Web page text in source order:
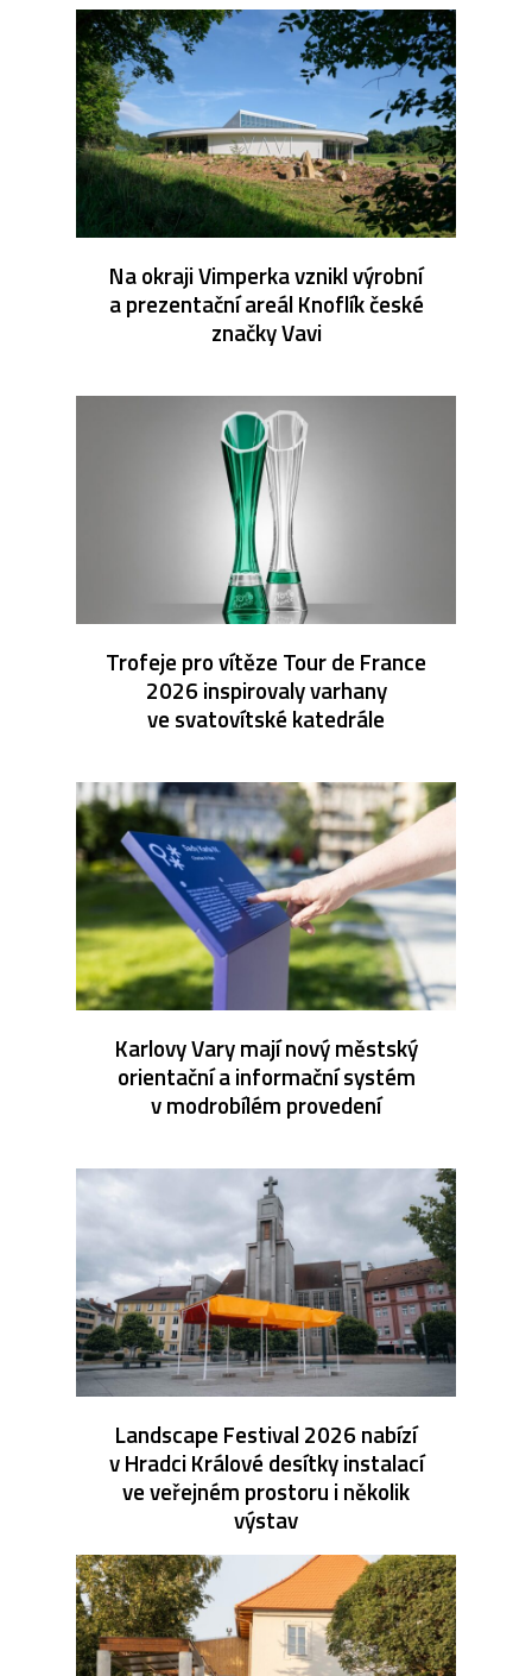
Na okraji Vimperka vznikl výrobní
a prezentační areál Knoflík české
značky Vavi
Trofeje pro vítěze Tour de France
2026 inspirovaly varhany
ve svatovítské katedrále
Karlovy Vary mají nový městský
orientační a informační systém
v modrobílém provedení
Landscape Festival 2026 nabízí
v Hradci Králové desítky instalací
ve veřejném prostoru i několik
výstav